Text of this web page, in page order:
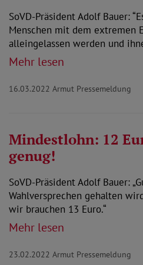
SoVD-Präsident Adolf Bauer:
Menschen mit dem extremen
alleingelassen werden und
Mehr lesen
16.03.2022 Armut Pressemeldung
Mindestlohn: 12
genug!
SoVD-Präsident Adolf Bauer:
Wahlversprechen gehalten
wir brauchen 13 Euro.“
Mehr lesen
23.02.2022 Armut Pressemeldung